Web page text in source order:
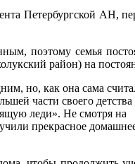
Петербургской АН,
поэтому семья
район) на
но, как она сама
части своего детства
леди». Не смотря на
прекрасное